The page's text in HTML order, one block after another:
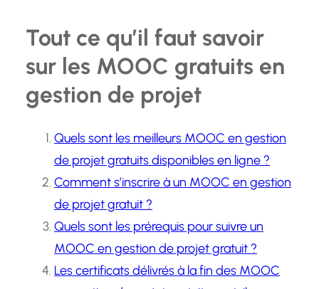
Tout ce qu’il faut savoir
sur les MOOC gratuits en
gestion de projet
Quels sont les meilleurs MOOC en gestion
de projet gratuits disponibles en ligne ?
Comment s’inscrire à un MOOC en gestion
de projet gratuit ?
Quels sont les prérequis pour suivre un
MOOC en gestion de projet gratuit ?
Les certificats délivrés à la fin des MOOC